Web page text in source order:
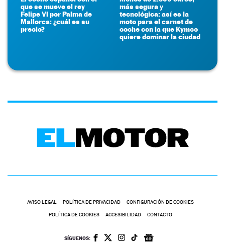
que se mueve el rey
Felipe VI por Palma de
Mallorca: ¿cuál es su
precio?
más segura y
tecnológica: así es la
moto para el carnet de
coche con la que Kymco
quiere dominar la ciudad
AVISO LEGAL POLÍTICA DE PRIVACIDAD CONFIGURACIÓN DE COOKIES
POLÍTICA DE COOKIES ACCESIBILIDAD CONTACTO
SÍGUENOS: